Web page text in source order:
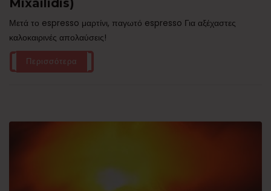
Mixailidis)
Μετά το espresso μαρτίνι, παγωτό espresso Για αξέχαστες
καλοκαιρινές απολαύσεις!
Περισσότερα